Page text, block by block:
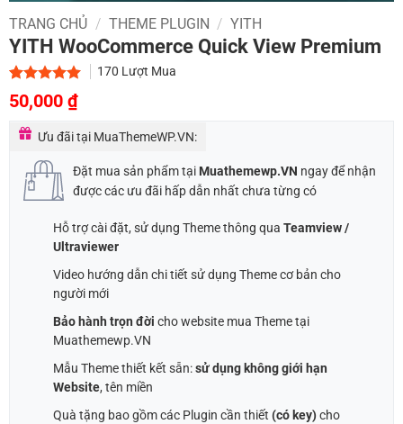
TRANG CHỦ / THEME PLUGIN / YITH
YITH WooCommerce Quick View Premium
5.00 trên 5
dựa trên
1
170 Lượt Mua
Giá
gốc
là:
900,000 ₫.
50,000 ₫Giá
tại
là:
50,000 ₫.
Ưu đãi tại MuaThemeWP.VN:
Đặt mua sản phẩm tại Muathemewp.VN ngay để nhận
được các ưu đãi hấp dẫn nhất chưa từng có
Hỗ trợ cài đặt, sử dụng Theme thông qua Teamview /
Ultraviewer
Video hướng dẫn chi tiết sử dụng Theme cơ bản cho
người mới
Bảo hành trọn đời cho website mua Theme tại
Muathemewp.VN
Mẫu Theme thiết kết sẵn:sử dụng không giới hạn
Website, tên miền
Quà tặng bao gồm các Plugin cần thiết (có key)cho